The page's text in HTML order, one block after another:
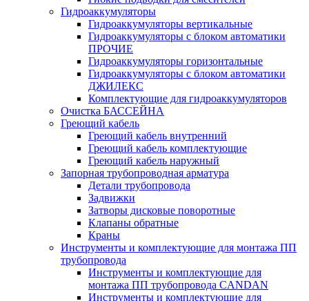
Гидроаккумуляторы
Гидроаккумуляторы вертикальные
Гидроаккумуляторы с блоком автоматики
ПРОЧИЕ
Гидроаккумуляторы горизонтальные
Гидроаккумуляторы с блоком автоматики
ДЖИЛЕКС
Комплектующие для гидроаккумуляторов
Очистка БАССЕЙНА
Греющий кабель
Греющий кабель внутренний
Греющий кабель комплектующие
Греющий кабель наружный
Запорная трубопроводная арматура
Детали трубопровода
Задвижки
Затворы дисковые поворотные
Клапаны обратные
Краны
Инструменты и комплектующие для монтажа ПП
трубопровода
Инструменты и комплектующие для
монтажа ПП трубопровода CANDAN
Инструменты и комплектующие для